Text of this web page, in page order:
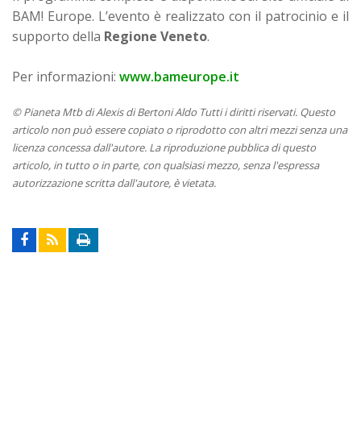
BAM! Europe. L’evento è realizzato con il patrocinio e il
supporto della Regione Veneto.
Per informazioni: www.bameurope.it
© Pianeta Mtb di Alexis di Bertoni Aldo Tutti i diritti riservati. Questo
articolo non può essere copiato o riprodotto con altri mezzi senza una
licenza concessa dall'autore. La riproduzione pubblica di questo
articolo, in tutto o in parte, con qualsiasi mezzo, senza l'espressa
autorizzazione scritta dall'autore, è vietata.